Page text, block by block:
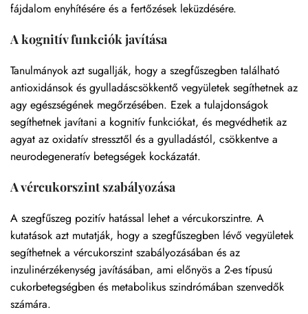
fájdalom enyhítésére és a fertőzések leküzdésére.
A kognitív funkciók javítása
Tanulmányok azt sugallják, hogy a szegfűszegben található
antioxidánsok és gyulladáscsökkentő vegyületek segíthetnek az
agy egészségének megőrzésében. Ezek a tulajdonságok
segíthetnek javítani a kognitív funkciókat, és megvédhetik az
agyat az oxidatív stressztől és a gyulladástól, csökkentve a
neurodegeneratív betegségek kockázatát.
A vércukorszint szabályozása
A szegfűszeg pozitív hatással lehet a vércukorszintre. A
kutatások azt mutatják, hogy a szegfűszegben lévő vegyületek
segíthetnek a vércukorszint szabályozásában és az
inzulinérzékenység javításában, ami előnyös a 2-es típusú
cukorbetegségben és metabolikus szindrómában szenvedők
számára.